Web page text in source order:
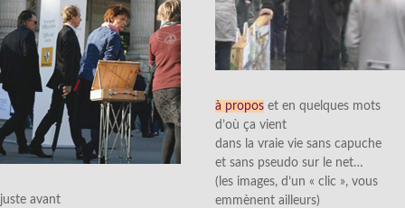
juste avant
à propos et en quelques mots
d’où ça vient
dans la vraie vie sans capuche
et sans pseudo sur le net…
(les images, d’un « clic », vous
emmènent ailleurs)